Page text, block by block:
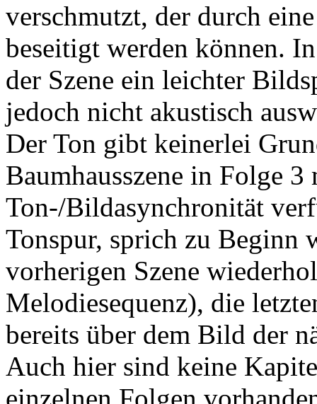
verschmutzt, der durch
beseitigt werden können.
der Szene ein leichter
jedoch nicht akustisch
Der Ton gibt keinerlei
Baumhausszene in Folge
Ton-/Bildasynchronität
Tonspur, sprich zu Beginn
vorherigen Szene
Melodiesequenz), die
bereits über dem Bild der
Auch hier sind keine